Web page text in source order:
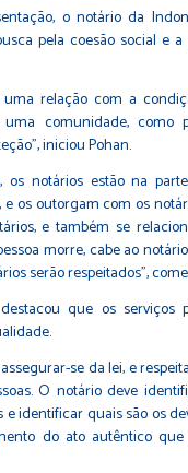
o notário da
pela coesão social e
uma relação com a
comunidade, como
iniciou Pohan.
os notários estão na
os outorgam com os
e também se
morre, cabe ao
serão respeitados”,
que os serviços
se da lei, e
O notário deve
identificar quais são os
do ato autêntico que